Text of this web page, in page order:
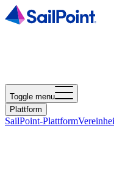
Toggle menu
Plattform
SailPoint-Plattform